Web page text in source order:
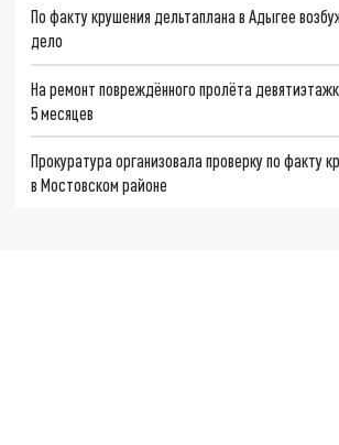
По факту крушения дельтаплана в Адыгее
дело
На ремонт повреждённого пролёта
5 месяцев
Прокуратура организовала проверку по факту
в Мостовском районе